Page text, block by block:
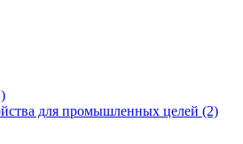
для промышленных целей (2)